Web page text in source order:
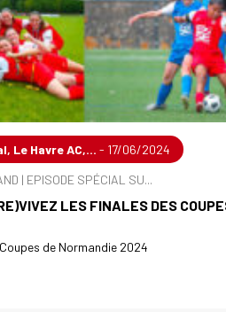
Le Havre AC,... - 17/06/2024
| EPISODE SPÉCIAL SU...
LES FINALES DES
de Normandie 2024